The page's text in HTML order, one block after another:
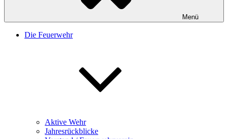
Menü
Die Feuerwehr
Aktive Wehr
Jahresrückblicke